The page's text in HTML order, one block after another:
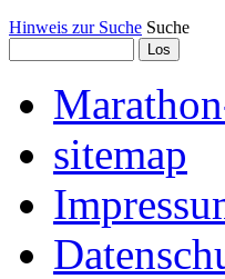
Hinweis zur Suche Suche
sitemap